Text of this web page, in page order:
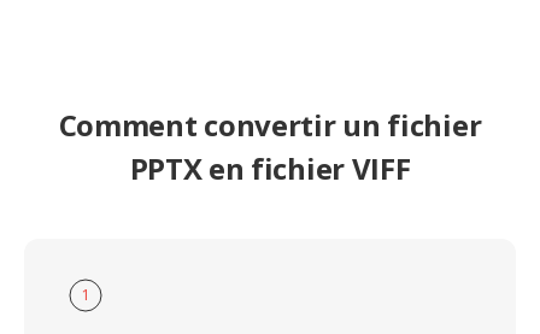
Comment convertir un fichier
PPTX en fichier VIFF
1